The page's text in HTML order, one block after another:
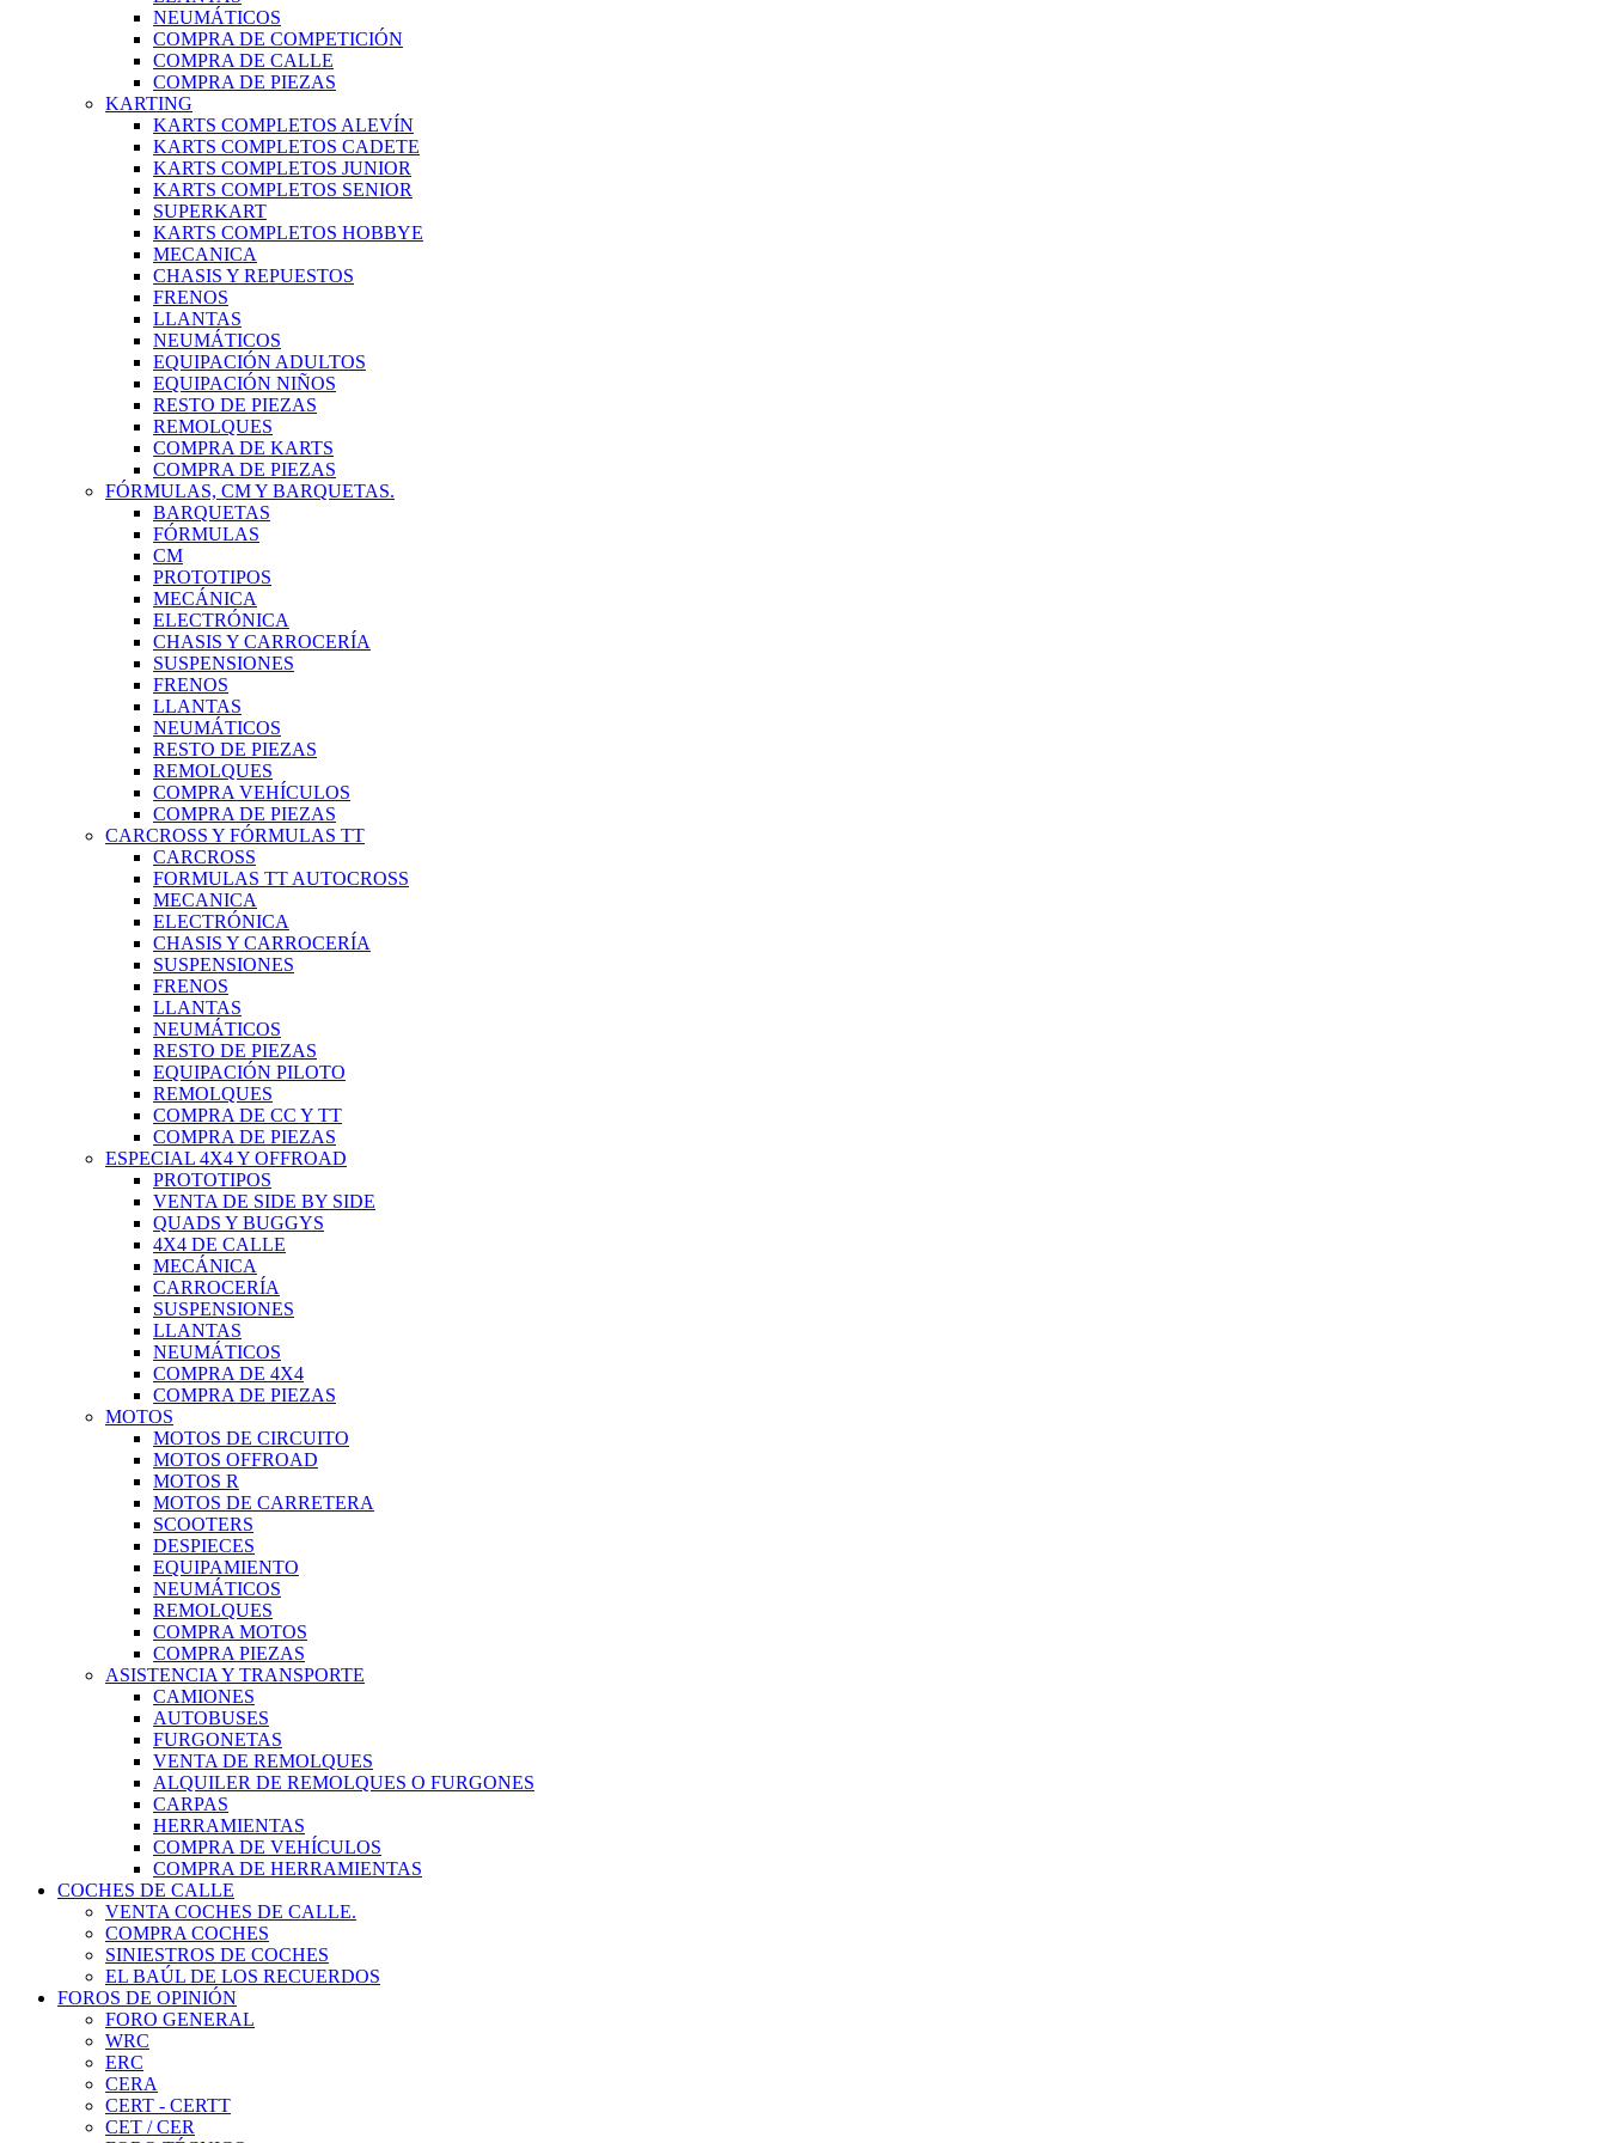
NEUMÁTICOS
COMPRA DE COMPETICIÓN
COMPRA DE CALLE
COMPRA DE PIEZAS
KARTING
KARTS COMPLETOS ALEVÍN
KARTS COMPLETOS CADETE
KARTS COMPLETOS JUNIOR
KARTS COMPLETOS SENIOR
SUPERKART
KARTS COMPLETOS HOBBYE
MECANICA
CHASIS Y REPUESTOS
FRENOS
LLANTAS
NEUMÁTICOS
EQUIPACIÓN ADULTOS
EQUIPACIÓN NIÑOS
RESTO DE PIEZAS
REMOLQUES
COMPRA DE KARTS
COMPRA DE PIEZAS
FÓRMULAS, CM Y BARQUETAS.
BARQUETAS
FÓRMULAS
CM
PROTOTIPOS
MECÁNICA
ELECTRÓNICA
CHASIS Y CARROCERÍA
SUSPENSIONES
FRENOS
LLANTAS
NEUMÁTICOS
RESTO DE PIEZAS
REMOLQUES
COMPRA VEHÍCULOS
COMPRA DE PIEZAS
CARCROSS Y FÓRMULAS TT
CARCROSS
FORMULAS TT AUTOCROSS
MECANICA
ELECTRÓNICA
CHASIS Y CARROCERÍA
SUSPENSIONES
FRENOS
LLANTAS
NEUMÁTICOS
RESTO DE PIEZAS
EQUIPACIÓN PILOTO
REMOLQUES
COMPRA DE CC Y TT
COMPRA DE PIEZAS
ESPECIAL 4X4 Y OFFROAD
PROTOTIPOS
VENTA DE SIDE BY SIDE
QUADS Y BUGGYS
4X4 DE CALLE
MECÁNICA
CARROCERÍA
SUSPENSIONES
LLANTAS
NEUMÁTICOS
COMPRA DE 4X4
COMPRA DE PIEZAS
MOTOS
MOTOS DE CIRCUITO
MOTOS OFFROAD
MOTOS R
MOTOS DE CARRETERA
SCOOTERS
DESPIECES
EQUIPAMIENTO
NEUMÁTICOS
REMOLQUES
COMPRA MOTOS
COMPRA PIEZAS
ASISTENCIA Y TRANSPORTE
CAMIONES
AUTOBUSES
FURGONETAS
VENTA DE REMOLQUES
ALQUILER DE REMOLQUES O FURGONES
CARPAS
HERRAMIENTAS
COMPRA DE VEHÍCULOS
COMPRA DE HERRAMIENTAS
COCHES DE CALLE
VENTA COCHES DE CALLE.
COMPRA COCHES
SINIESTROS DE COCHES
EL BAÚL DE LOS RECUERDOS
FOROS DE OPINIÓN
FORO GENERAL
WRC
ERC
CERA
CERT - CERTT
CET / CER